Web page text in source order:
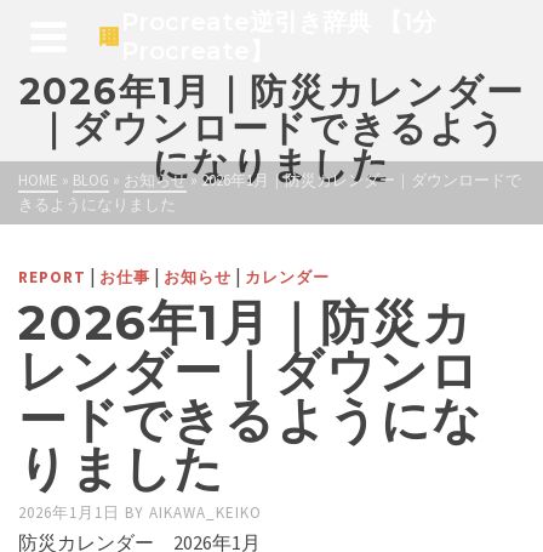
2026年1月｜防災カレンダー
｜ダウンロードできるよう
になりました
HOME » BLOG » お知らせ » 2026年1月｜防災カレンダー｜ダウンロードで
きるようになりました
REPORT | お仕事 | お知らせ | カレンダー
2026年1月｜防災カ
レンダー｜ダウンロ
ードできるようにな
りました
2026年1月1日 BY AIKAWA_KEIKO
防災カレンダー 2026年1月